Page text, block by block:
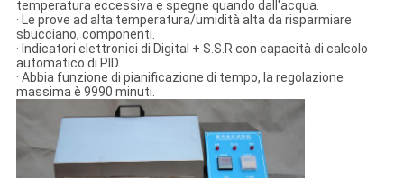
temperatura eccessiva e spegne quando dall'acqua.
· Le prove ad alta temperatura/umidità alta da risparmiare
sbucciano, componenti.
· Indicatori elettronici di Digital + S.S.R con capacità di calcolo
automatico di PID.
· Abbia funzione di pianificazione di tempo, la regolazione
massima è 9990 minuti.